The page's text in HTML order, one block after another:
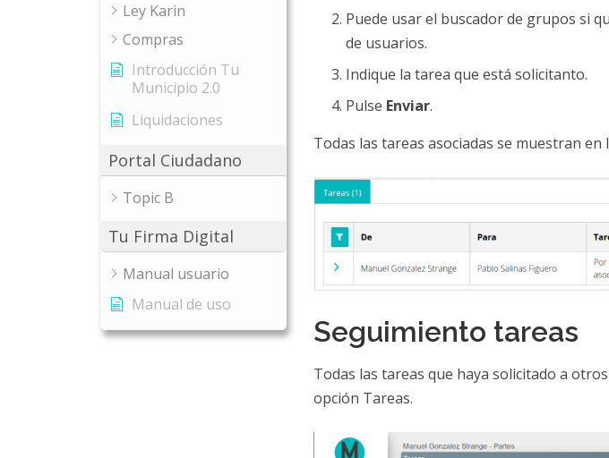
Ley Karin
Compras
Introducción Tu
Municipio 2.0
Liquidaciones
Portal Ciudadano
Topic B
Tu Firma Digital
Manual usuario
Manual de uso
Puede usar el buscador de grupos si
de usuarios.
Indique la tarea que está solicitanto.
Pulse Enviar.
Todas las tareas asociadas se muestran en
Seguimiento tareas
Todas las tareas que haya solicitado a
opción Tareas.